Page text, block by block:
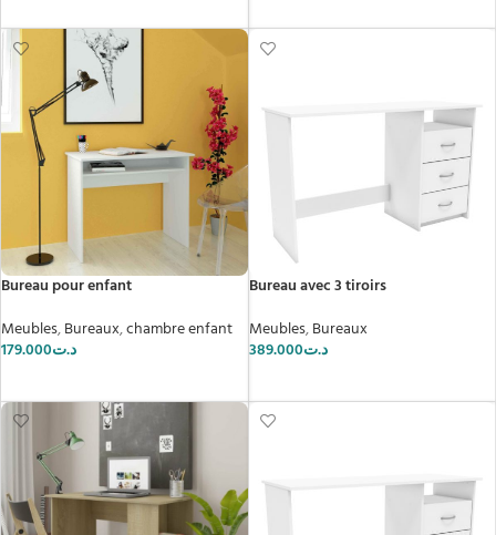
Bureau pour enfant
Meubles,Bureaux,chambre enfant
د.ت179.000
Bureau avec 3 tiroirs
Meubles,Bureaux
د.ت389.000